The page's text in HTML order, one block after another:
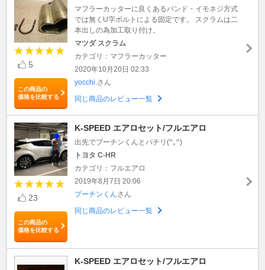
5
この商品の
価格を比較する
マフラーカッターに良くあるバンド・イモネジ方式
では無くU字ボルトによる固定です。 スクラムは二
本出しの為加工取り付け。
マツダ スクラム
カテゴリ：マフラーカッター
2020年10月20日 02:33
yocchi. さん
同じ商品のレビュー一覧
23
この商品の
価格を比較する
K-SPEED エアロセット/フルエアロ
出先でプーチンくんとパチリ(^｡^)
トヨタ C-HR
カテゴリ：フルエアロ
2019年8月7日 20:06
プーチンくんさん
同じ商品のレビュー一覧
K-SPEED エアロセット/フルエアロ